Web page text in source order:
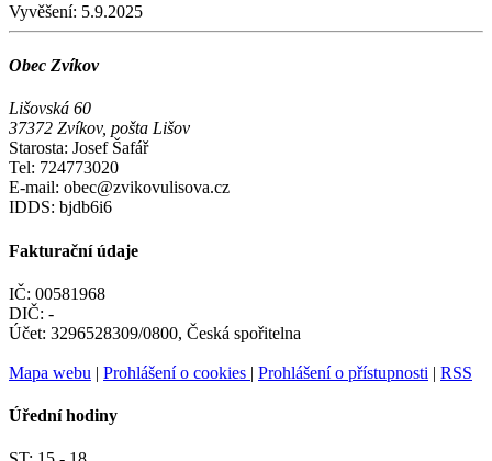
Vyvěšení: 5.9.2025
Obec Zvíkov
Lišovská 60
37372 Zvíkov, pošta Lišov
Starosta: Josef Šafář
Tel: 724773020
E-mail: obec@zvikovulisova.cz
IDDS: bjdb6i6
Fakturační údaje
IČ: 00581968
DIČ: -
Účet: 3296528309/0800, Česká spořitelna
Mapa webu | Prohlášení o cookies | Prohlášení o přístupnosti | RSS
Úřední hodiny